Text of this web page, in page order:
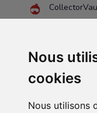
Nous
cookies
Nous utilisons